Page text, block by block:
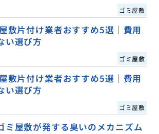
ゴミ屋敷
敷片付け業者おすすめ5選｜費用
い選び方
ゴミ屋敷
敷片付け業者おすすめ5選｜費用
い選び方
ゴミ屋敷
ミ屋敷が発する臭いのメカニズム